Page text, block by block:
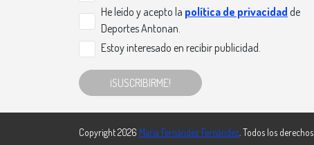
He leído y acepto la política de privacidad de
Deportes Antonan.
Estoy interesado en recibir publicidad.
¡SUSCRIBIRME!
Copyright 2026 María Fernández Fernández . Todos los derechos